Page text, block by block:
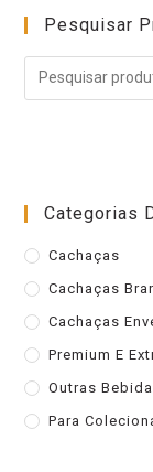
Pesquisar
Categorias
Cachaças
Cachaças
Cachaças
Premium E
Outras
Para